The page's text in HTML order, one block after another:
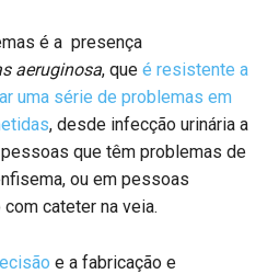
é a presença
aeruginosa, que é resistente a
uma série de problemas em
, desde infecção urinária a
que têm problemas de
ou em pessoas
cateter na veia.
e a fabricação e